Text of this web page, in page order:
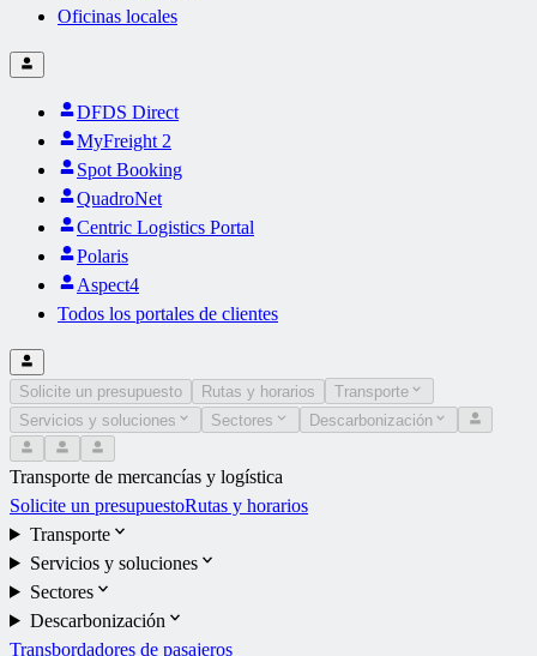
Oficinas locales
DFDS Direct
MyFreight 2
Spot Booking
QuadroNet
Centric Logistics Portal
Polaris
Aspect4
Todos los portales de clientes
Solicite un presupuesto Rutas y horarios
Transporte
Servicios y soluciones
Sectores Descarbonización
Transporte de mercancías y logística
Solicite un presupuestoRutas y horarios
Transporte
Servicios y soluciones
Sectores
Descarbonización
Transbordadores de pasajeros